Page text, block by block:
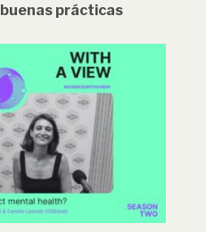
prácticas